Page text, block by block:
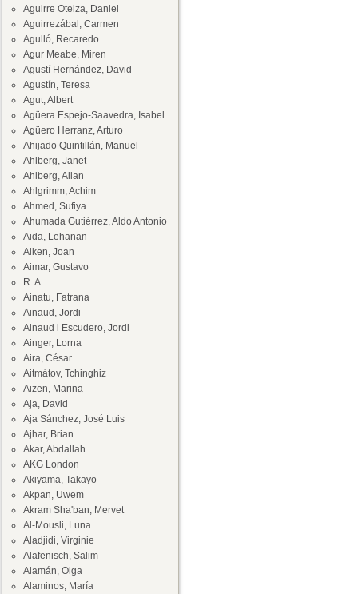
Aguirre Oteiza, Daniel
Aguirrezábal, Carmen
Agulló, Recaredo
Agur Meabe, Miren
Agustí Hernández, David
Agustín, Teresa
Agut, Albert
Agüera Espejo-Saavedra, Isabel
Agüero Herranz, Arturo
Ahijado Quintillán, Manuel
Ahlberg, Janet
Ahlberg, Allan
Ahlgrimm, Achim
Ahmed, Sufiya
Ahumada Gutiérrez, Aldo Antonio
Aida, Lehanan
Aiken, Joan
Aimar, Gustavo
R. A.
Ainatu, Fatrana
Ainaud, Jordi
Ainaud i Escudero, Jordi
Ainger, Lorna
Aira, César
Aitmátov, Tchinghiz
Aizen, Marina
Aja, David
Aja Sánchez, José Luis
Ajhar, Brian
Akar, Abdallah
AKG London
Akiyama, Takayo
Akpan, Uwem
Akram Sha'ban, Mervet
Al-Mousli, Luna
Aladjidi, Virginie
Alafenisch, Salim
Alamán, Olga
Alaminos, María